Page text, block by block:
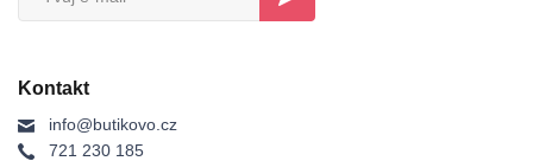
Kontakt
info@butikovo.cz
721 230 185